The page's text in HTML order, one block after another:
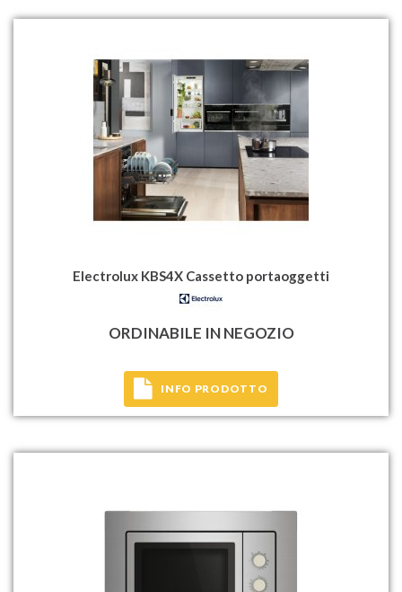
Electrolux KBS4X Cassetto portaoggetti
ORDINABILE IN NEGOZIO
INFO PRODOTTO